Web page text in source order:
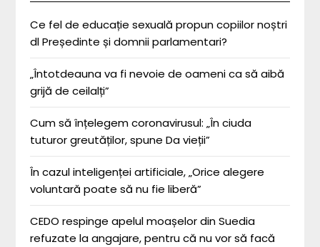
Ce fel de educație sexuală propun copiilor noștri
dl Președinte și domnii parlamentari?
„Întotdeauna va fi nevoie de oameni ca să aibă
grijă de ceilalți”
Cum să înțelegem coronavirusul: „În ciuda
tuturor greutăților, spune Da vieții”
În cazul inteligenței artificiale, „Orice alegere
voluntară poate să nu fie liberă”
CEDO respinge apelul moașelor din Suedia
refuzate la angajare, pentru că nu vor să facă